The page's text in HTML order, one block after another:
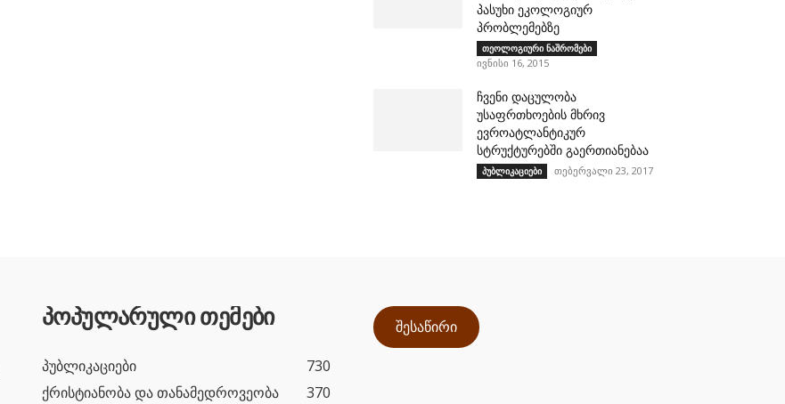
პასუხი ეკოლოგიურ
პრობლემებზე
თეოლოგიური ნაშრომები
ივნისი 16, 2015
ჩვენი დაცულობა
უსაფრთხოების მხრივ
ევროატლანტიკურ
სტრუქტურებში გაერთიანებაა
პუბლიკაციები თებერვალი 23, 2017
პოპულარული თემები
პუბლიკაციები
730
ქრისტიანობა და თანამედროვეობა
370
შესაწირი